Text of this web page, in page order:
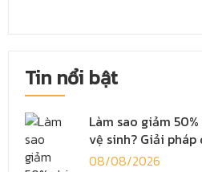
Tin nổi bật
Làm sao giảm
vệ sinh? Giải
08/08/2026